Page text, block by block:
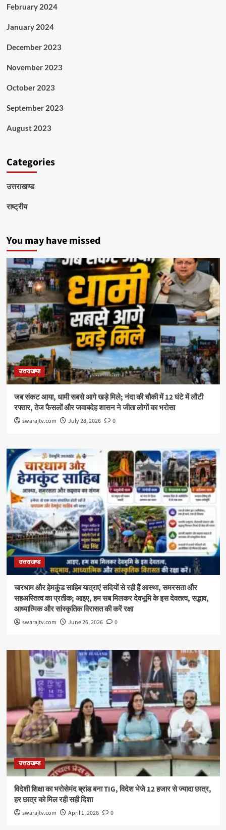
February 2024
January 2024
December 2023
November 2023
October 2023
September 2023
August 2023
Categories
उत्तराखण्ड
राष्ट्रीय
You may have missed
उत्तराखण्ड
जब संकट आया, धामी सबसे आगे खड़े मिले; नंदा की चौकी में 12 घंटे में लौटी
रफ्तार, तेज फैसलों और जवाबदेह शासन ने जीता लोगों का भरोसा
swarajtv.com July 28, 2026 0
उत्तराखण्ड
चारधाम और हेमकुंड साहिब यात्राएं सदियों से रही हैं आस्था, समरसता और
सहअस्तित्व का प्रतीक; आइए, हम सब मिलकर देवभूमि के इस देवतत्व, सद्भाव,
आध्यात्मिक और सांस्कृतिक विरासत की करें रक्षा
swarajtv.com June 26, 2026 0
उत्तराखण्ड
विदेशी शिक्षा का भरोसेमंद ब्रांड बना TIG, विदेश भेजे 12 हजार से ज्यादा छात्र,
हर छात्र को मिल रही सही दिशा
swarajtv.com April 1, 2026 0